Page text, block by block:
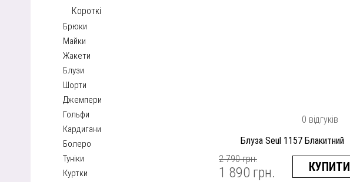
Короткі
Брюки
Майки
Жакети
Блузи
Шорти
Джемпери
Гольфи
Кардигани
Болеро
Туніки
Куртки
0 відгуків
Блуза Seul 1157 Блакитний
2 790 грн.
1 890 грн. КУПИТИ